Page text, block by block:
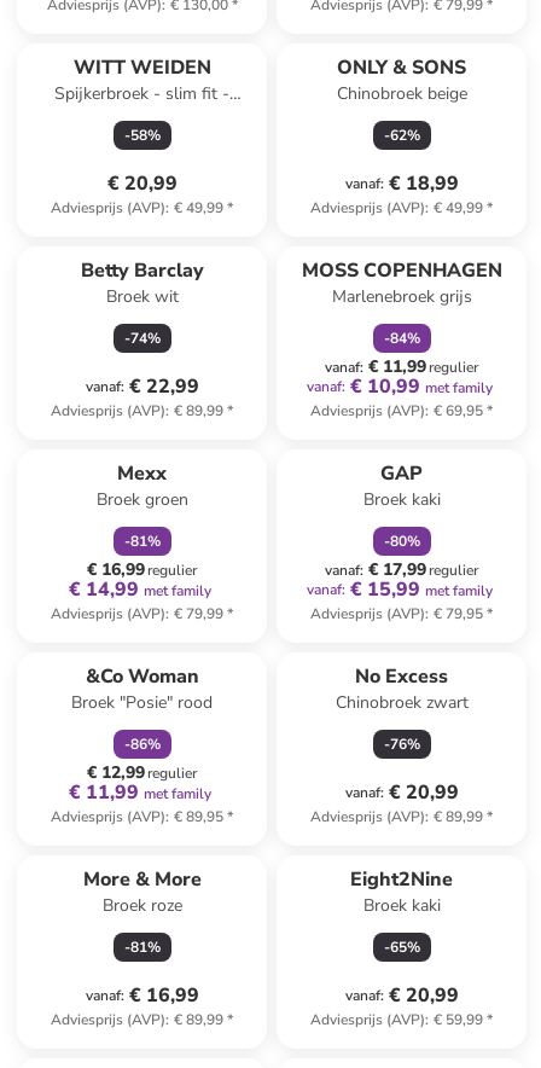
Adviesprijs (AVP): € 130,00* Adviesprijs (AVP): € 79,99*
WITT WEIDEN
Spijkerbroek - slim fit -
lichtblauw
-58%
€ 20,99
Adviesprijs (AVP): € 49,99*
ONLY & SONS
Chinobroek beige
-62%
vanaf: € 18,99
Adviesprijs (AVP): € 49,99*
Betty Barclay
Broek wit
-74%
vanaf: € 22,99
Adviesprijs (AVP): € 89,99*
MOSS COPENHAGEN
Marlenebroek grijs
-84%
vanaf: € 11,99regulier
vanaf: € 10,99 met family
Adviesprijs (AVP): € 69,95*
Mexx
Broek groen
-81%
€ 16,99regulier
€ 14,99 met family
Adviesprijs (AVP): € 79,99*
GAP
Broek kaki
-80%
vanaf: € 17,99regulier
vanaf: € 15,99 met family
Adviesprijs (AVP): € 79,95*
&Co Woman
Broek "Posie" rood
-86%
€ 12,99regulier
€ 11,99 met family
Adviesprijs (AVP): € 89,95*
No Excess
Chinobroek zwart
-76%
vanaf: € 20,99
Adviesprijs (AVP): € 89,99*
More & More
Broek roze
-81%
vanaf: € 16,99
Adviesprijs (AVP): € 89,99*
Eight2Nine
Broek kaki
-65%
vanaf: € 20,99
Adviesprijs (AVP): € 59,99*